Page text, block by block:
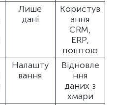
Лише
дані
Користув
ання
CRM,
ERP,
поштою
Налашту
вання
Відновле
ння
даних з
хмари